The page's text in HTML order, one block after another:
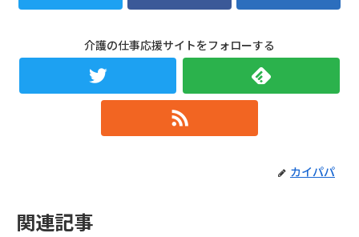
介護の仕事応援サイトをフォローする
カイパパ
関連記事